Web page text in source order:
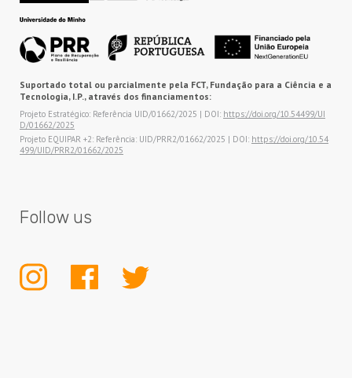
Suportado total ou parcialmente pela FCT, Fundação para a Ciência e a
Tecnologia, I.P., através dos financiamentos:
Projeto Estratégico: Referência UID/01662/2025 | DOI: https://doi.org/10.54499/UI
D/01662/2025
Projeto EQUIPAR +2: Referência: UID/PRR2/01662/2025 | DOI: https://doi.org/10.54
499/UID/PRR2/01662/2025
Follow us